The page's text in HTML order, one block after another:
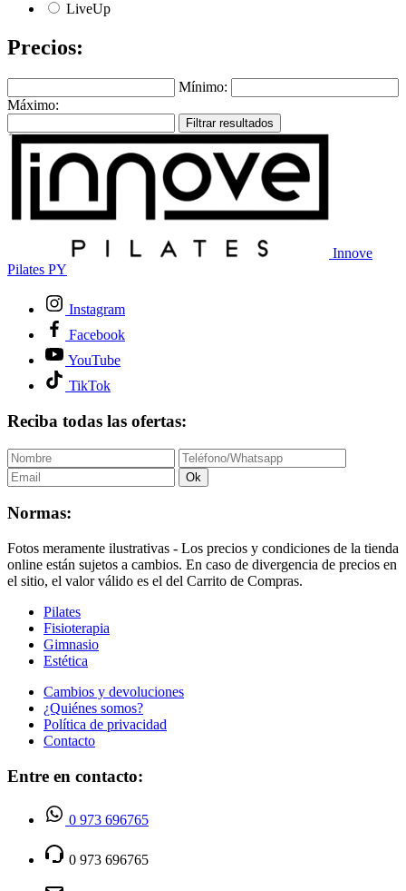
LiveUp
Precios:
Mínimo:
Máximo:
Filtrar resultados
Innove
Pilates PY
Instagram
Facebook
YouTube
TikTok
Reciba todas las ofertas:
Ok
Normas:
Fotos meramente ilustrativas - Los precios y condiciones de la tienda
online están sujetos a cambios. En caso de divergencia de precios en
el sitio, el valor válido es el del Carrito de Compras.
Pilates
Fisioterapia
Gimnasio
Estética
Cambios y devoluciones
¿Quiénes somos?
Política de privacidad
Contacto
Entre en contacto:
0 973 696765
0 973 696765